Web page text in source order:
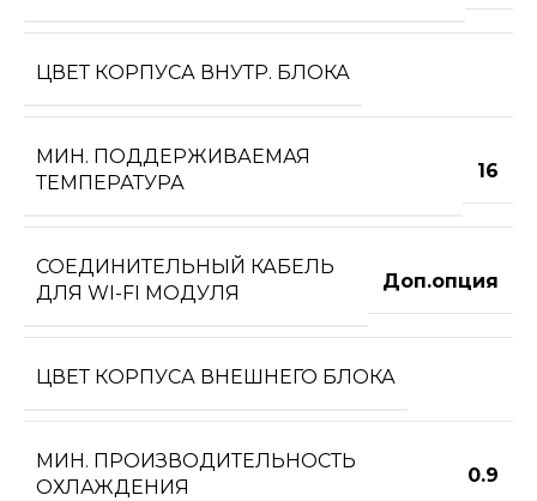
ЦВЕТ КОРПУСА ВНУТР. БЛОКА
МИН. ПОДДЕРЖИВАЕМАЯ
ТЕМПЕРАТУРА
16
СОЕДИНИТЕЛЬНЫЙ КАБЕЛЬ
ДЛЯ WI-FI МОДУЛЯ
Доп.опция
ЦВЕТ КОРПУСА ВНЕШНЕГО БЛОКА
МИН. ПРОИЗВОДИТЕЛЬНОСТЬ
ОХЛАЖДЕНИЯ
0.9